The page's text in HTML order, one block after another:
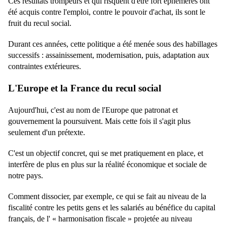
été acquis contre l'emploi, contre le pouvoir d'achat, ils sont le
fruit du recul social.
Durant ces années, cette politique a été menée sous des habillages
successifs : assainissement, modernisation, puis, adaptation aux
contraintes extérieures.
L'Europe et la France du recul social
Aujourd'hui, c'est au nom de l'Europe que patronat et
gouvernement la poursuivent. Mais cette fois il s'agit plus
seulement d'un prétexte.
C'est un objectif concret, qui se met pratiquement en place, et
interfère de plus en plus sur la réalité économique et sociale de
notre pays.
Comment dissocier, par exemple, ce qui se fait au niveau de la
fiscalité contre les petits gens et les salariés au bénéfice du capital
français, de l' « harmonisation fiscale » projetée au niveau